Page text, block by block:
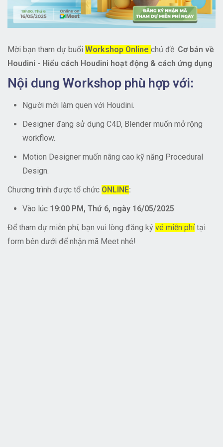
Mời bạn tham dự buổi Workshop Online chủ đề: Cơ bản về
Houdini - Hiểu cách Houdini hoạt động & cách ứng dụng
Nội dung Workshop phù hợp với:
Người mới làm quen với Houdini.
Designer đang sử dụng C4D, Blender muốn mở rộng
workflow.
Motion Designer muốn nâng cao kỹ năng Procedural
Design.
Chương trình được tổ chức ONLINE:
Vào lúc 19:00 PM, Thứ 6, ngày 16/05/2025
Để tham dự miễn phí, bạn vui lòng đăng ký vé miễn phítại
form bên dưới để nhận mã Meet nhé!